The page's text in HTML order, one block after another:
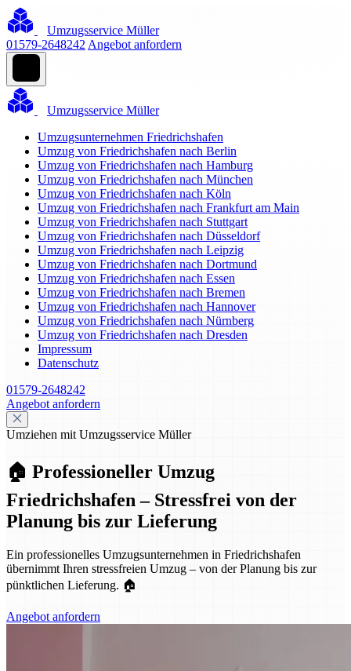
Umzugsservice Müller
01579-2648242 Angebot anfordern
Umzugsservice Müller
Umzugsunternehmen Friedrichshafen
Umzug von Friedrichshafen nach Berlin
Umzug von Friedrichshafen nach Hamburg
Umzug von Friedrichshafen nach München
Umzug von Friedrichshafen nach Köln
Umzug von Friedrichshafen nach Frankfurt am Main
Umzug von Friedrichshafen nach Stuttgart
Umzug von Friedrichshafen nach Düsseldorf
Umzug von Friedrichshafen nach Leipzig
Umzug von Friedrichshafen nach Dortmund
Umzug von Friedrichshafen nach Essen
Umzug von Friedrichshafen nach Bremen
Umzug von Friedrichshafen nach Hannover
Umzug von Friedrichshafen nach Nürnberg
Umzug von Friedrichshafen nach Dresden
Impressum
Datenschutz
01579-2648242
Angebot anfordern
Umziehen mit Umzugsservice Müller
🏠 Professioneller Umzug
Friedrichshafen – Stressfrei von der
Planung bis zur Lieferung
Ein professionelles Umzugsunternehmen in Friedrichshafen
übernimmt Ihren stressfreien Umzug – von der Planung bis zur
pünktlichen Lieferung. 🏠
Angebot anfordern